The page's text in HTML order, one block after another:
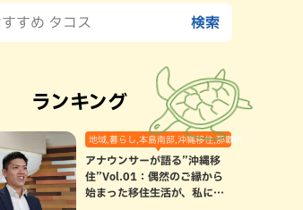
ランキング
地域,暮らし,本島南部,沖縄移住,那覇市
アナウンサーが語る”沖縄移
住”Vol.01：偶然のご縁から
始まった移住生活が、私にと